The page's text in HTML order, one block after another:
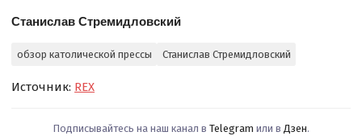
Станислав Стремидловский
обзор католической прессы Станислав Стремидловский
Источник: REX
Подписывайтесь на наш канал в Telegram или в Дзен.